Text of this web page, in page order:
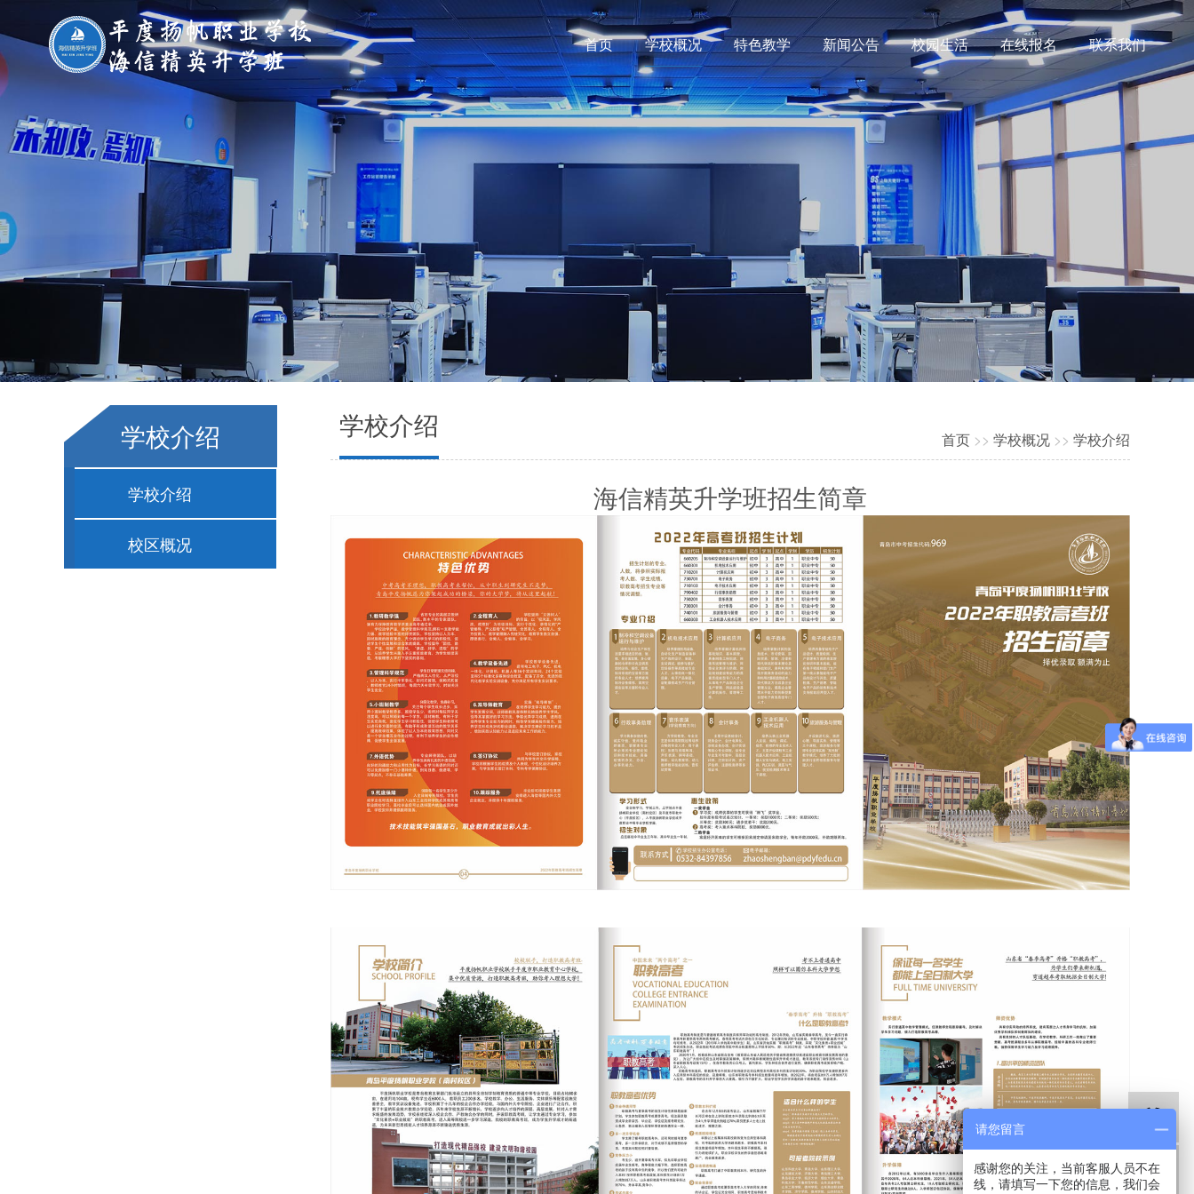
首页 学校概况 特色教学 新闻公告 校园生活 在线报名 联系我们
学校介绍
学校介绍
校区概况
学校介绍 首页 >> 学校概况 >> 学校介绍
海信精英升学班招生简章
请您留言
感谢您的关注，当前客服人员不在
线，请填写一下您的信息，我们会